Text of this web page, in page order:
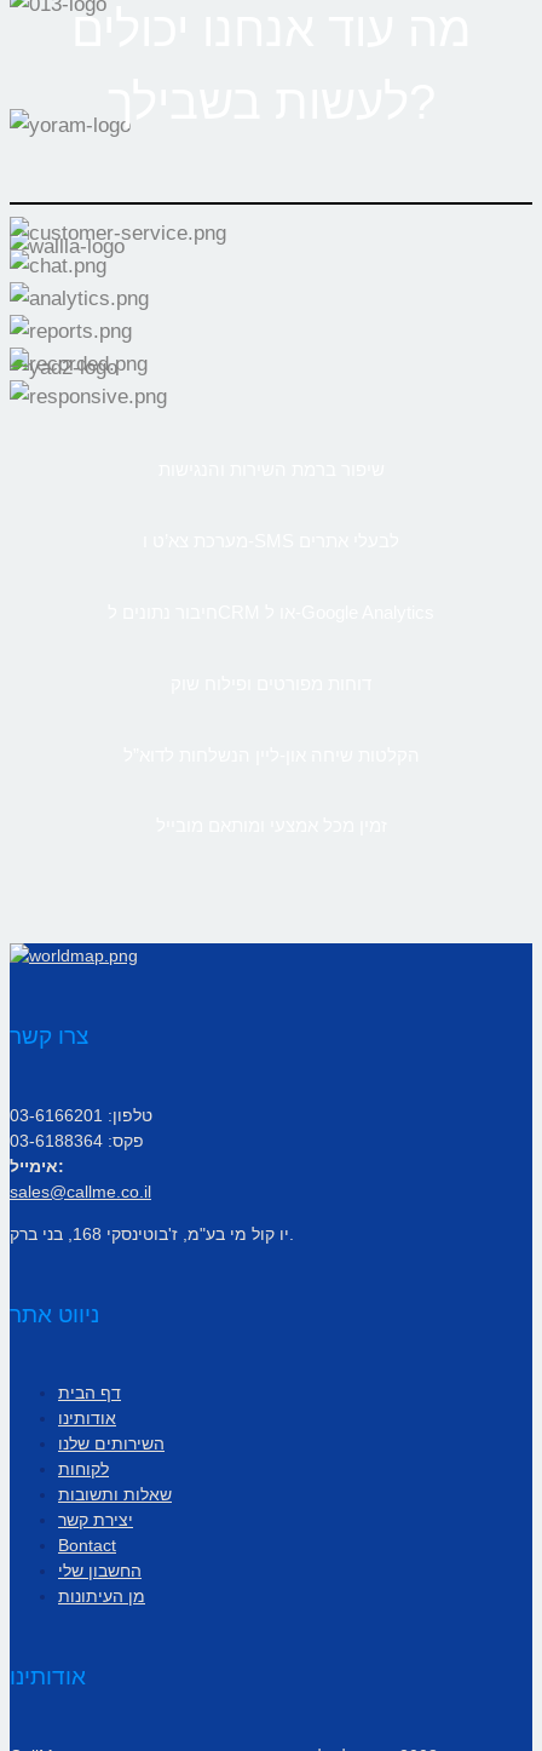
מה עוד אנחנו יכולים
צרו קשר
טלפון: 03-6166201
פקס: 03-6188364
אימייל:
sales@callme.co.il
ניווט אתר
דף הבית
אודותינו
השירותים שלנו
לקוחות
שאלות ותשובות
יצירת קשר
Bontact
החשבון שלי
מן העיתונות
אודותינו